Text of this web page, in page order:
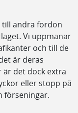
till andra fordon
Vi uppmanar
och till de
är deras
det dock extra
eller stopp på
förseningar.